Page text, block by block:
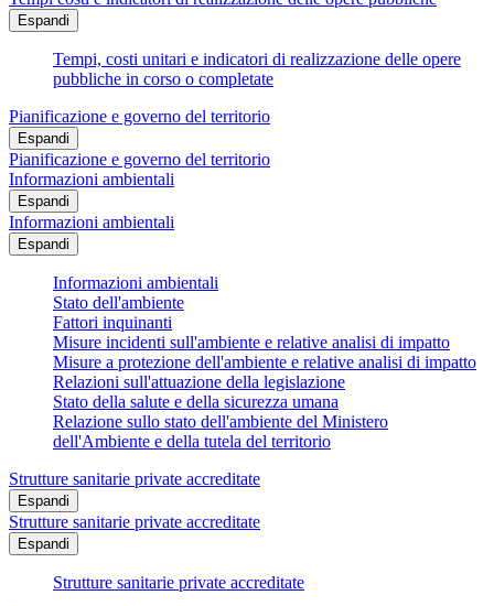
Espandi
Tempi, costi unitari e indicatori di realizzazione delle opere
pubbliche in corso o completate
Pianificazione e governo del territorio
Espandi
Pianificazione e governo del territorio
Informazioni ambientali
Espandi
Informazioni ambientali
Espandi
Informazioni ambientali
Stato dell'ambiente
Fattori inquinanti
Misure incidenti sull'ambiente e relative analisi di impatto
Misure a protezione dell'ambiente e relative analisi di impatto
Relazioni sull'attuazione della legislazione
Stato della salute e della sicurezza umana
Relazione sullo stato dell'ambiente del Ministero
dell'Ambiente e della tutela del territorio
Strutture sanitarie private accreditate
Espandi
Strutture sanitarie private accreditate
Espandi
Strutture sanitarie private accreditate